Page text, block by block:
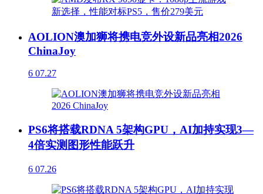
AOLION澳加狮将携电竞外设新品亮相2026
ChinaJoy
6 07.27
PS6将搭载RDNA 5架构GPU，AI加持实现3—
4倍实测图形性能跃升
6 07.26